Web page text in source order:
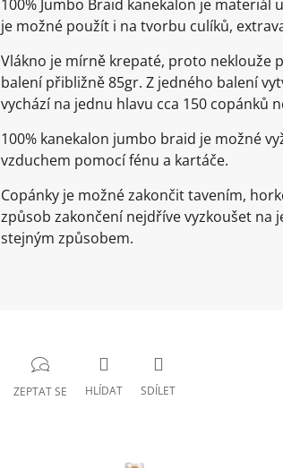
100% Jumbo Braid kanekalon je
je možné použít i na tvorbu culíků,
Vlákno je mírně krepaté, proto neklouže
balení přibližně 85gr. Z jedného balení
vychází na jednu hlavu cca 150 copánků
100% kanekalon jumbo braid je možné
vzduchem pomocí fénu a kartáče.
Copánky je možné zakončit tavením,
způsob zakončení nejdříve vyzkoušet
stejným způsobem.
ZEPTAT SE HLÍDAT SDÍLET